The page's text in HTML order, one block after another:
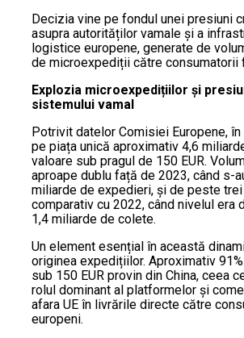
Decizia vine pe fondul unei presiuni
asupra autorităților vamale și a
logistice europene, generate de
de microexpediții către consumatorii
Explozia microexpedițiilor și
sistemului vamal
Potrivit datelor Comisiei Europene,
pe piața unică aproximativ 4,6
valoare sub pragul de 150 EUR.
aproape dublu față de 2023, când s-
miliarde de expedieri, și de peste
comparativ cu 2022, când nivelul era
1,4 miliarde de colete.
Un element esențial în această
originea expedițiilor. Aproximativ
sub 150 EUR provin din China, ceea
rolul dominant al platformelor și
afara UE în livrările directe către
europeni.